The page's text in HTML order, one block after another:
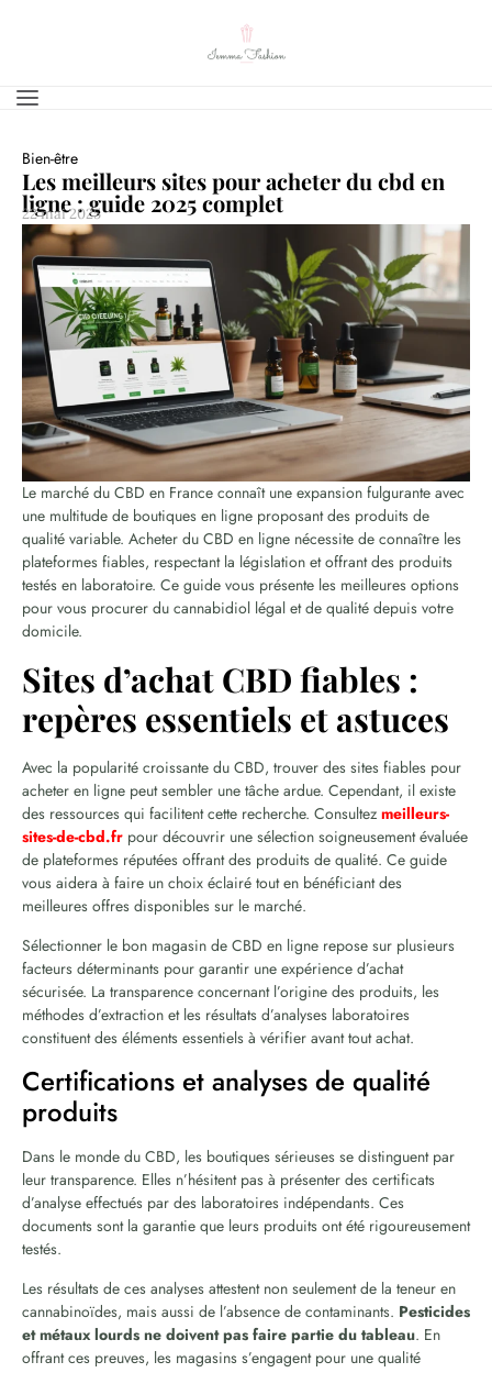
Bien-être
Les meilleurs sites pour acheter du cbd en
ligne : guide 2025 complet
22 mai 2025
Le marché du CBD en France connaît une expansion fulgurante avec
une multitude de boutiques en ligne proposant des produits de
qualité variable. Acheter du CBD en ligne nécessite de connaître les
plateformes fiables, respectant la législation et offrant des produits
testés en laboratoire. Ce guide vous présente les meilleures options
pour vous procurer du cannabidiol légal et de qualité depuis votre
domicile.
Sites d’achat CBD fiables :
repères essentiels et astuces
Avec la popularité croissante du CBD, trouver des sites fiables pour
acheter en ligne peut sembler une tâche ardue. Cependant, il existe
des ressources qui facilitent cette recherche. Consultez meilleurs-
sites-de-cbd.fr pour découvrir une sélection soigneusement évaluée
de plateformes réputées offrant des produits de qualité. Ce guide
vous aidera à faire un choix éclairé tout en bénéficiant des
meilleures offres disponibles sur le marché.
Sélectionner le bon magasin de CBD en ligne repose sur plusieurs
facteurs déterminants pour garantir une expérience d’achat
sécurisée. La transparence concernant l’origine des produits, les
méthodes d’extraction et les résultats d’analyses laboratoires
constituent des éléments essentiels à vérifier avant tout achat.
Certifications et analyses de qualité
produits
Dans le monde du CBD, les boutiques sérieuses se distinguent par
leur transparence. Elles n’hésitent pas à présenter des certificats
d’analyse effectués par des laboratoires indépendants. Ces
documents sont la garantie que leurs produits ont été rigoureusement
testés.
Les résultats de ces analyses attestent non seulement de la teneur en
cannabinoïdes, mais aussi de l’absence de contaminants. Pesticides
et métaux lourds ne doivent pas faire partie du tableau. En
offrant ces preuves, les magasins s’engagent pour une qualité